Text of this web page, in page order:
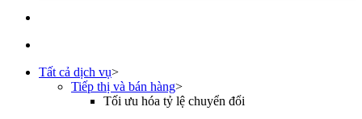
Tất cả dịch vụ>
Tiếp thị và bán hàng>
Tối ưu hóa tỷ lệ chuyển đổi